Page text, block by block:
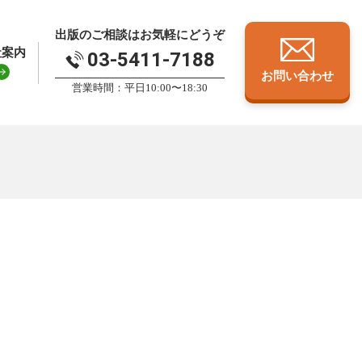
内
出版のご相談はお気軽にどうぞ
03-5411-7188
営業時間：平日10:00〜18:30
お問い合わせ